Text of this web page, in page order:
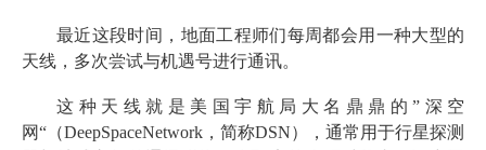
最近这段时间，地面工程师们每周都会用一种大型的
天线，多次尝试与机遇号进行通讯。
这种天线就是美国宇航局大名鼎鼎的”深空
网“（DeepSpaceNetwork，简称DSN），通常用于行星探测